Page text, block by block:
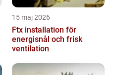
15 maj 2026
Ftx installation för
energisnål och frisk
ventilation